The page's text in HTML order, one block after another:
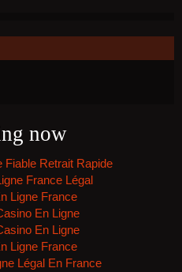
now
Fiable Retrait Rapide
France Légal
Ligne France
En Ligne
En Ligne
Ligne France
Légal En France